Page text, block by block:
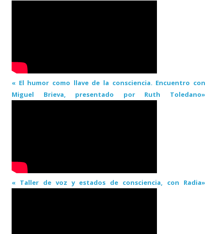
« El humor como llave de la consciencia. Encuentro con
Miguel Brieva, presentado por Ruth Toledano»
« Taller de voz y estados de consciencia, con Radia»